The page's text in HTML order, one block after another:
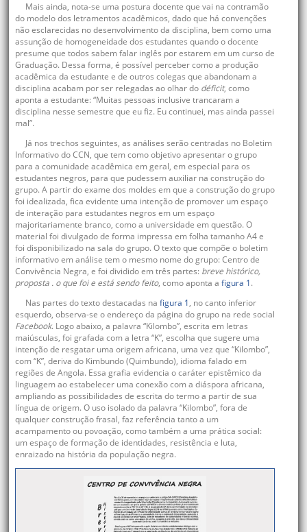
Mais ainda, nota-se uma postura docente que vai na contramão
do modelo dos letramentos acadêmicos, dado que há convenções
não esclarecidas no desenvolvimento da disciplina, bem como uma
assunção de homogeneidade dos estudantes quando o docente
presume que todos sabem falar inglês por estarem em um curso de
Graduação. Dessa forma, é possível perceber como a produção
acadêmica da estudante e de outros colegas que abandonam a
disciplina acabam por ser relegadas ao olhar do déficit, como
aponta a estudante: “Muitas pessoas inclusive trancaram a
disciplina nesse semestre que eu fiz. Eu continuei, mas ainda passei
mal”.
Já nos trechos seguintes, as análises serão centradas no Boletim
Informativo do CCN, que tem como objetivo apresentar o grupo
para a comunidade acadêmica em geral, em especial para os
estudantes negros, para que pudessem auxiliar na construção do
grupo. A partir do exame dos moldes em que a construção do grupo
foi idealizada, fica evidente uma intenção de promover um espaço
de interação para estudantes negros em um espaço
majoritariamente branco, como a universidade em questão. O
material foi divulgado de forma impressa em folha tamanho A4 e
foi disponibilizado na sala do grupo. O texto que compõe o boletim
informativo em análise tem o mesmo nome do grupo: Centro de
Convivência Negra, e foi dividido em três partes: breve histórico,
proposta . o que foi e está sendo feito, como aponta a figura 1.
Nas partes do texto destacadas na figura 1, no canto inferior
esquerdo, observa-se o endereço da página do grupo na rede social
Facebook. Logo abaixo, a palavra “Kilombo”, escrita em letras
maiúsculas, foi grafada com a letra “K”, escolha que sugere uma
intenção de resgatar uma origem africana, uma vez que “Kilombo”,
com “K”, deriva do Kimbundo (Quimbundo), idioma falado em
regiões de Angola. Essa grafia evidencia o caráter epistêmico da
linguagem ao estabelecer uma conexão com a diáspora africana,
ampliando as possibilidades de escrita do termo a partir de sua
língua de origem. O uso isolado da palavra “Kilombo”, fora de
qualquer construção frasal, faz referência tanto a um
acampamento ou povoação, como também a uma prática social:
um espaço de formação de identidades, resistência e luta,
enraizado na história da população negra.